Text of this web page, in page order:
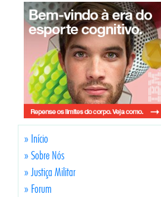
» Início
» Sobre Nós
» Justiça Militar
» Forum